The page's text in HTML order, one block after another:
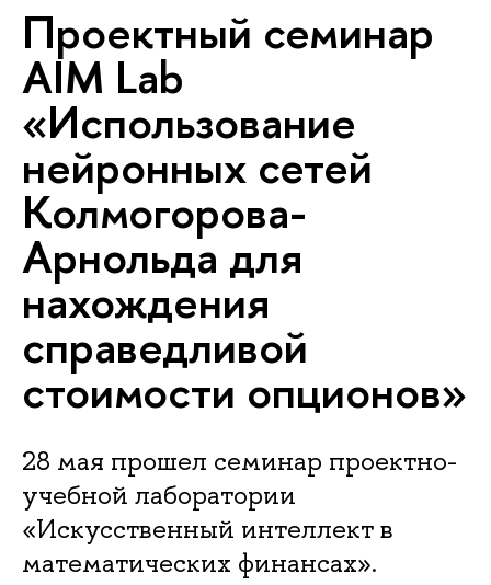
Проектный семинар
AIM Lab
«Использование
нейронных сетей
Колмогорова-
Арнольда для
нахождения
справедливой
стоимости опционов»
28 мая прошел семинар проектно-
учебной лаборатории
«Искусственный интеллект в
математических финансах».